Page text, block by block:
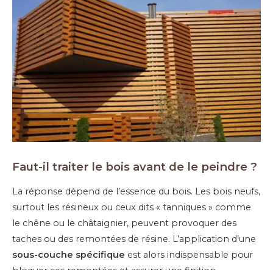
Faut-il traiter le bois avant de le peindre ?
La réponse dépend de l’essence du bois. Les bois neufs,
surtout les résineux ou ceux dits « tanniques » comme
le chêne ou le châtaignier, peuvent provoquer des
taches ou des remontées de résine. L’application d’une
sous-couche spécifique est alors indispensable pour